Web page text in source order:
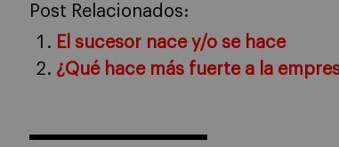
Post Relacionados:
El sucesor nace y/o se hace
¿Qué hace más fuerte a la